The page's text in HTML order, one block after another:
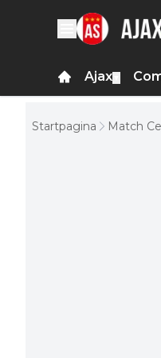
Ajax
Startpagina Match